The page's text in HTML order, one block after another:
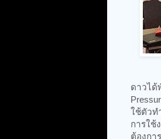
ดาวได้
ใช้ตัวท
การใช้
ต้องกา